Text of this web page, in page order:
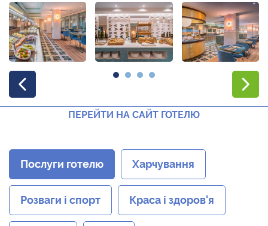
ПЕРЕЙТИ НА САЙТ ГОТЕЛЮ
Послуги готелю Харчування
Розваги і спорт Краса і здоров'я